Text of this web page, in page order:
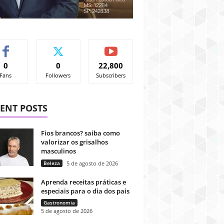
0
Fans
0
Followers
22,800
Subscribers
POSTS
Fios brancos? saiba como
valorizar os grisalhos
masculinos
Beleza 5 de agosto de 2026
Aprenda receitas práticas e
especiais para o dia dos pais
Gastronomia
5 de agosto de 2026